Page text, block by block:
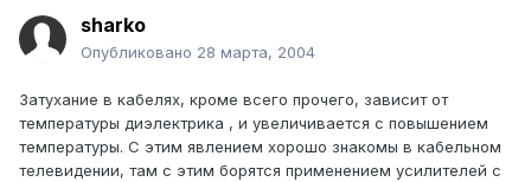
sharko
Опубликовано 28 марта, 2004
Затухание в кабелях, кроме всего прочего, зависит от
температуры диэлектрика , и увеличивается с повышением
температуры. С этим явлением хорошо знакомы в кабельном
телевидении, там с этим борятся применением усилителей с